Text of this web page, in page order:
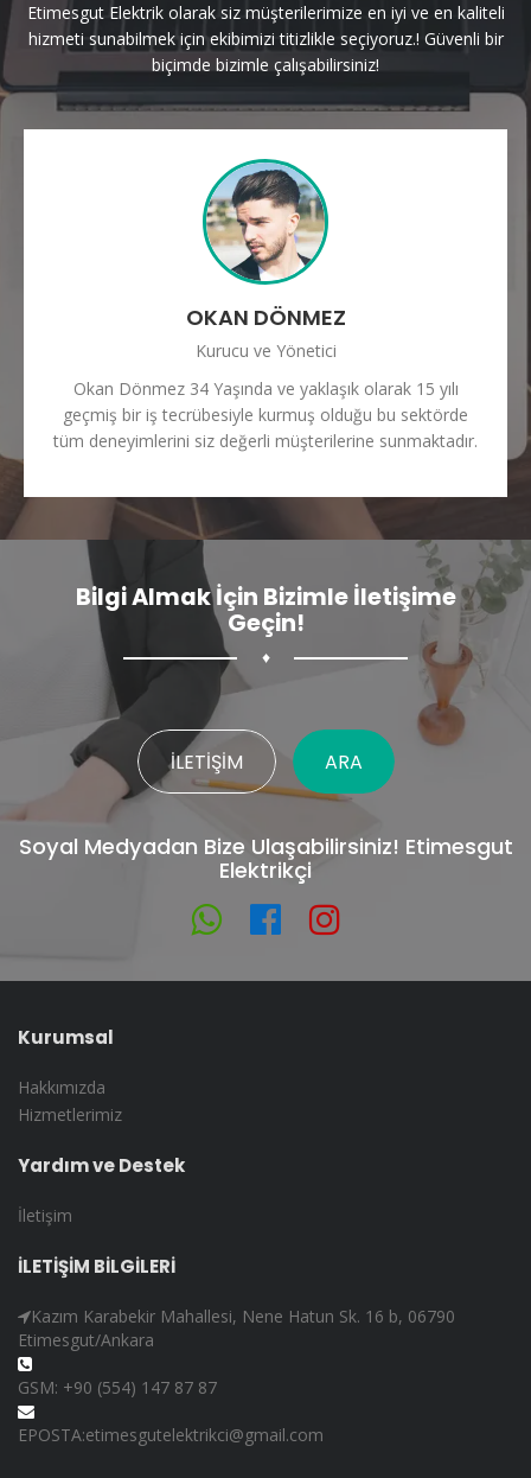
Etimesgut Elektrik olarak siz müşterilerimize en iyi ve en kaliteli
hizmeti sunabilmek için ekibimizi titizlikle seçiyoruz.! Güvenli bir
biçimde bizimle çalışabilirsiniz!
OKAN DÖNMEZ
Kurucu ve Yönetici
Okan Dönmez 34 Yaşında ve yaklaşık olarak 15 yılı
geçmiş bir iş tecrübesiyle kurmuş olduğu bu sektörde
tüm deneyimlerini siz değerli müşterilerine sunmaktadır.
Bilgi Almak İçin Bizimle İletişime
Geçin!
♦
İLETIŞIM ARA
Soyal Medyadan Bize Ulaşabilirsiniz! Etimesgut
Elektrikçi
Kurumsal
Hakkımızda
Hizmetlerimiz
Yardım ve Destek
İletişim
İLETİŞİM BİLGİLERİ
Kazım Karabekir Mahallesi, Nene Hatun Sk. 16 b, 06790
Etimesgut/Ankara
GSM: +90 (554) 147 87 87
EPOSTA:etimesgutelektrikci@gmail.com